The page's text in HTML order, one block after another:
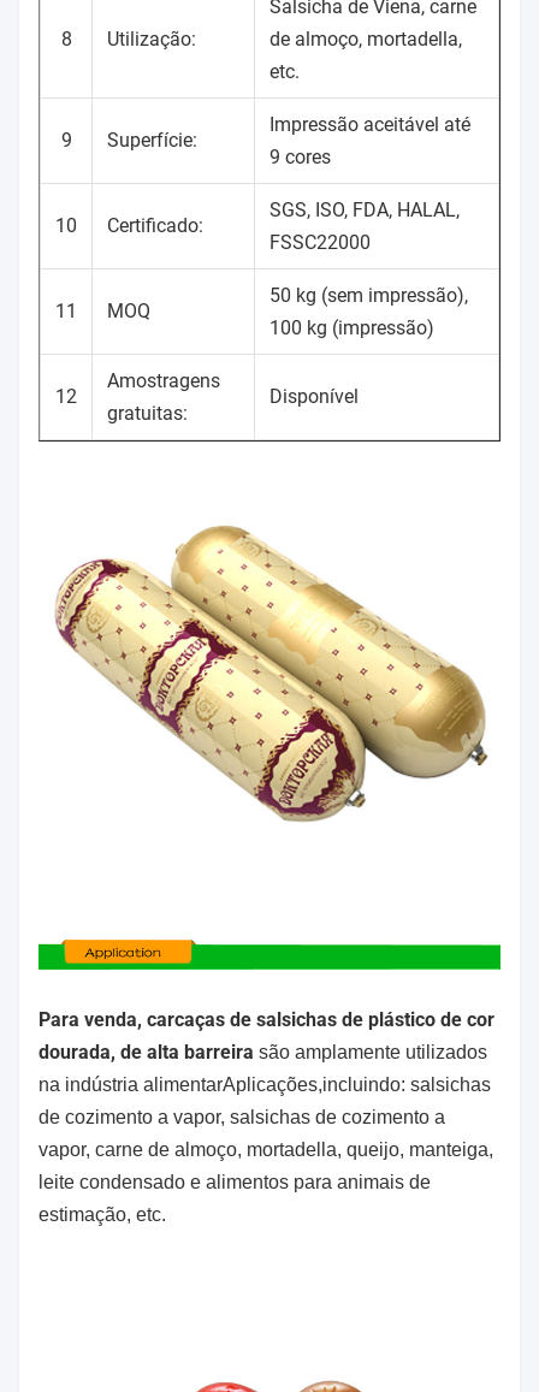
8 Utilização:
Salsicha de Viena, carne
de almoço, mortadella,
etc.
9 Superfície:
Impressão aceitável até
9 cores
10 Certificado:
SGS, ISO, FDA, HALAL,
FSSC22000
11 MOQ
50 kg (sem impressão),
100 kg (impressão)
12
Amostragens
gratuitas:
Disponível
Para venda, carcaças de salsichas de plástico de cor
dourada, de alta barreira são amplamente utilizados
na indústria alimentarAplicações,incluindo: salsichas
de cozimento a vapor, salsichas de cozimento a
vapor, carne de almoço, mortadella, queijo, manteiga,
leite condensado e alimentos para animais de
estimação, etc.